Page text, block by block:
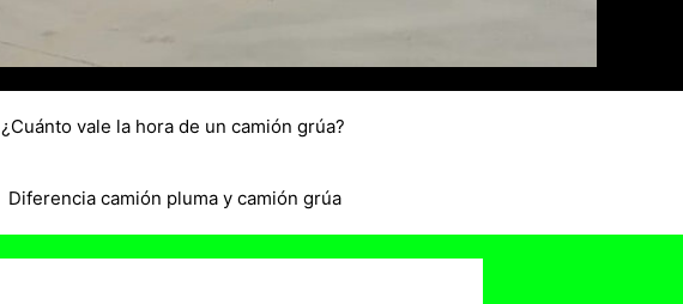
¿Cuánto vale la hora de un camión grúa?
Diferencia camión pluma y camión grúa